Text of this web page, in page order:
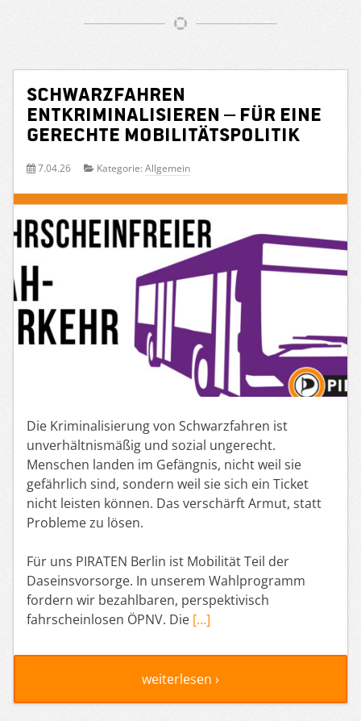
Schwarzfahren
entkriminalisieren – für eine
gerechte Mobilitätspolitik
7.04.26 Kategorie: Allgemein
Die Kriminalisierung von Schwarzfahren ist
unverhältnismäßig und sozial ungerecht.
Menschen landen im Gefängnis, nicht weil sie
gefährlich sind, sondern weil sie sich ein Ticket
nicht leisten können. Das verschärft Armut, statt
Probleme zu lösen.
Für uns PIRATEN Berlin ist Mobilität Teil der
Daseinsvorsorge. In unserem Wahlprogramm
fordern wir bezahlbaren, perspektivisch
fahrscheinlosen ÖPNV. Die […]
weiterlesen ›